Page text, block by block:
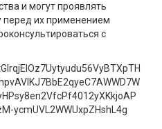
и могут проявлять
перед их применением
с